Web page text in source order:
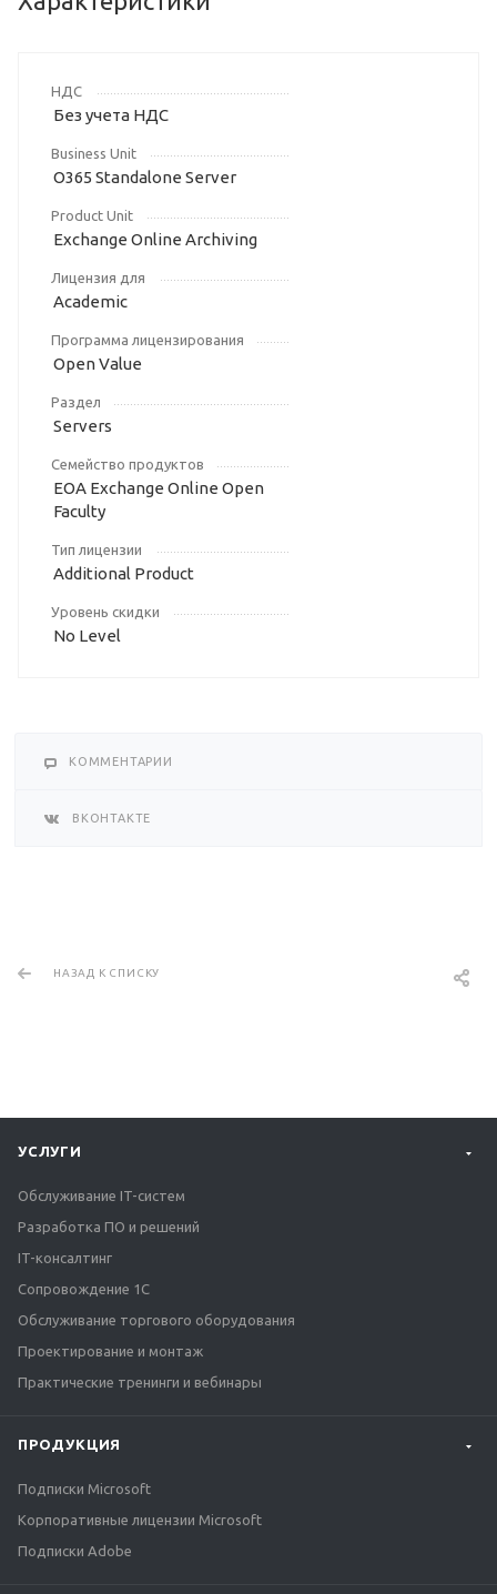
НДС
Без учета НДС
Business Unit
O365 Standalone Server
Product Unit
Exchange Online Archiving
Лицензия для
Academic
Программа лицензирования
Open Value
Раздел
Servers
Семейство продуктов
EOA Exchange Online Open
Faculty
Тип лицензии
Additional Product
Уровень скидки
No Level
КОММЕНТАРИИ
ВКОНТАКТЕ
НАЗАД К СПИСКУ
УСЛУГИ
Обслуживание IT-систем
Разработка ПО и решений
IT-консалтинг
Сопровождение 1С
Обслуживание торгового оборудования
Проектирование и монтаж
Практические тренинги и вебинары
ПРОДУКЦИЯ
Подписки Microsoft
Корпоративные лицензии Microsoft
Подписки Adobe